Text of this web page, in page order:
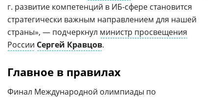
г. развитие компетенций в ИБ-сфере становится
стратегически важным направлением для нашей
страны», — подчеркнул министр просвещения
России Сергей Кравцов.
Главное в правилах
Финал Международной олимпиады по